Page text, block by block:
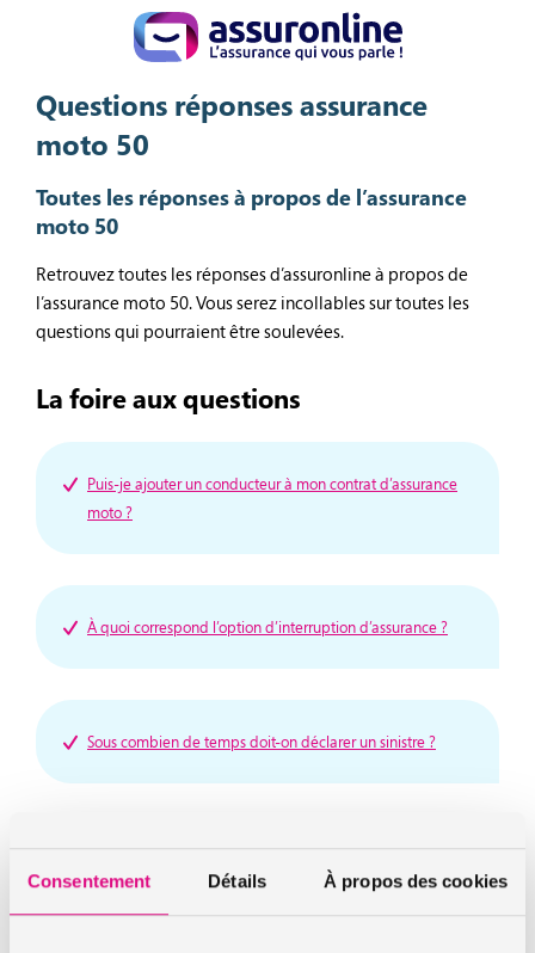
Consentement Détails À propos des cookies
Questions réponses assurance
moto 50
Toutes les réponses à propos de l’assurance
moto 50
Retrouvez toutes les réponses d’assuronline à propos de
l’assurance moto 50. Vous serez incollables sur toutes les
questions qui pourraient être soulevées.
La foire aux questions
Puis-je ajouter un conducteur à mon contrat d’assurance
moto ?
À quoi correspond l’option d’interruption d’assurance ?
Sous combien de temps doit-on déclarer un sinistre ?